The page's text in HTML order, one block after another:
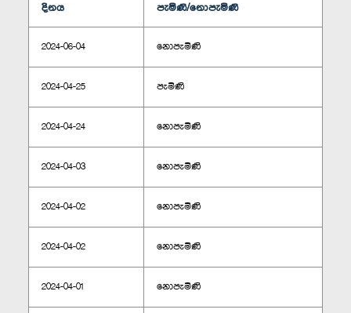
දිනය පැමිණි/නොපැමිණි
2024-06-04 නොපැමිණි
2024-04-25 පැමිණි
2024-04-24 නොපැමිණි
2024-04-03 නොපැමිණි
2024-04-02 නොපැමිණි
2024-04-02 නොපැමිණි
2024-04-01 නොපැමිණි